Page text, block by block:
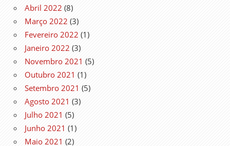
Abril 2022 (8)
Março 2022 (3)
Fevereiro 2022 (1)
Janeiro 2022 (3)
Novembro 2021 (5)
Outubro 2021 (1)
Setembro 2021 (5)
Agosto 2021 (3)
Julho 2021 (5)
Junho 2021 (1)
Maio 2021 (2)